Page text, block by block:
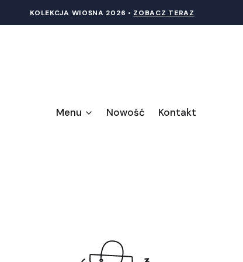
KOLEKCJA WIOSNA 2026 • ZOBACZ TERAZ
Menu Nowość Kontakt